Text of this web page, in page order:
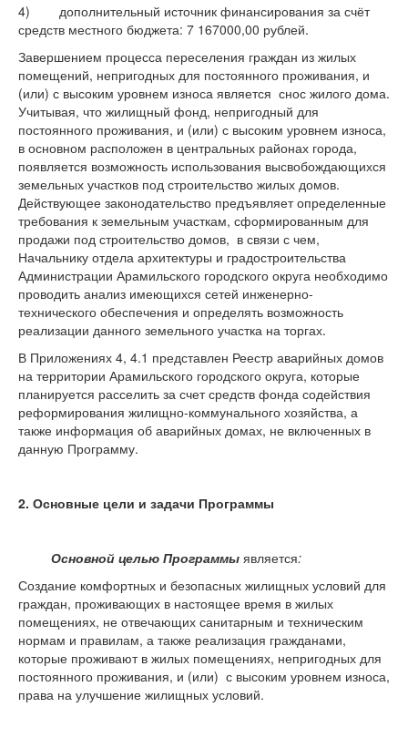
4) дополнительный источник финансирования за счёт
средств местного бюджета: 7 167000,00 рублей.
Завершением процесса переселения граждан из жилых
помещений, непригодных для постоянного проживания, и
(или) с высоким уровнем износа является снос жилого дома.
Учитывая, что жилищный фонд, непригодный для
постоянного проживания, и (или) с высоким уровнем износа,
в основном расположен в центральных районах города,
появляется возможность использования высвобождающихся
земельных участков под строительство жилых домов.
Действующее законодательство предъявляет определенные
требования к земельным участкам, сформированным для
продажи под строительство домов, в связи с чем,
Начальнику отдела архитектуры и градостроительства
Администрации Арамильского городского округа необходимо
проводить анализ имеющихся сетей инженерно-
технического обеспечения и определять возможность
реализации данного земельного участка на торгах.
В Приложениях 4, 4.1 представлен Реестр аварийных домов
на территории Арамильского городского округа, которые
планируется расселить за счет средств фонда содействия
реформирования жилищно-коммунального хозяйства, а
также информация об аварийных домах, не включенных в
данную Программу.
2. Основные цели и задачи Программы
Основной целью Программы является:
Создание комфортных и безопасных жилищных условий для
граждан, проживающих в настоящее время в жилых
помещениях, не отвечающих санитарным и техническим
нормам и правилам, а также реализация гражданами,
которые проживают в жилых помещениях, непригодных для
постоянного проживания, и (или) с высоким уровнем износа,
права на улучшение жилищных условий.